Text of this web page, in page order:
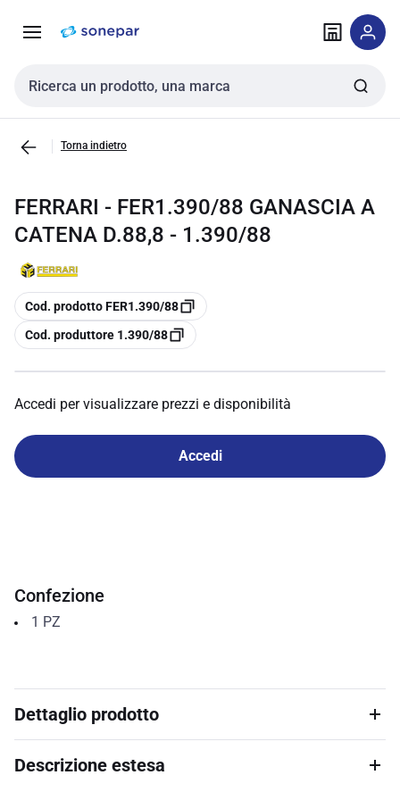
navigazione alla
Cerca input
Torna indietro
FERRARI - FER1.390/88 GANASCIA A
CATENA D.88,8 - 1.390/88
copia
Cod. prodotto FER1.390/88
copia
Cod. produttore 1.390/88
Accedi per visualizzare prezzi e disponibilità
Accedi
Confezione
1 PZ
Dettaglio prodotto
Descrizione estesa